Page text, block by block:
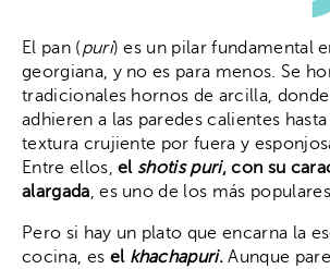
El pan (puri) es un pilar fundamental
georgiana, y no es para menos. Se
tradicionales hornos de arcilla, donde
adhieren a las paredes calientes
textura crujiente por fuera y
Entre ellos,el shotis puri, con su
alargada , es uno de los más populares.
Pero si hay un plato que encarna la
cocina, es el khachapuri. Aunque